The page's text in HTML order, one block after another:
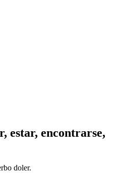
estar, encontrarse,
doler.